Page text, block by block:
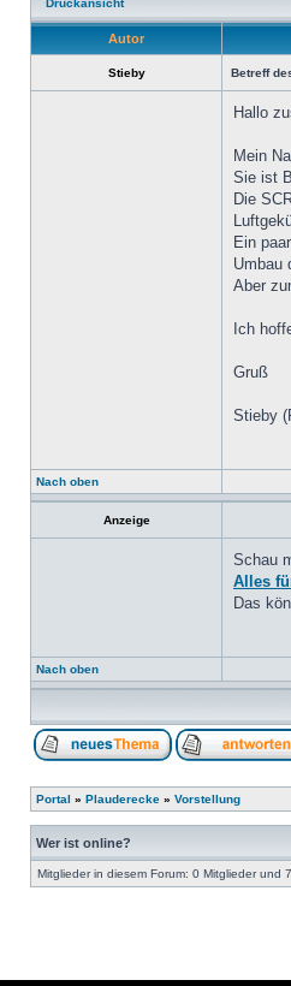
Druckansicht
Autor
Stieby Betreff
Hallo
Mein
Sie ist
Die
Ein
Umbau
Aber
Ich
Gruß
Stieby
Nach oben
Anzeige
Schau
Alles
Das
Nach oben
Portal » Plauderecke » Vorstellung
Wer ist online?
Mitglieder in diesem Forum: 0 Mitglieder und